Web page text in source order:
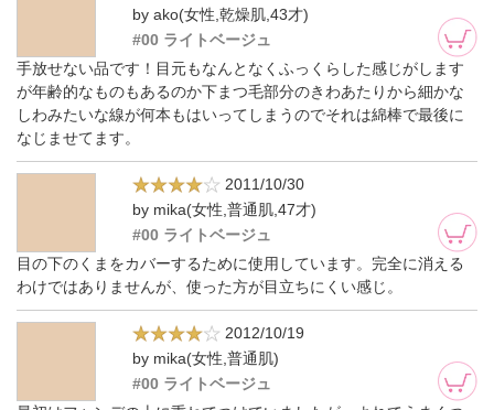
by ako(女性,乾燥肌,43才)
#00 ライトベージュ
手放せない品です！目元もなんとなくふっくらした感じがします
が年齢的なものもあるのか下まつ毛部分のきわあたりから細かな
しわみたいな線が何本もはいってしまうのでそれは綿棒で最後に
なじませてます。
2011/10/30
by mika(女性,普通肌,47才)
#00 ライトベージュ
目の下のくまをカバーするために使用しています。完全に消える
わけではありませんが、使った方が目立ちにくい感じ。
2012/10/19
by mika(女性,普通肌)
#00 ライトベージュ